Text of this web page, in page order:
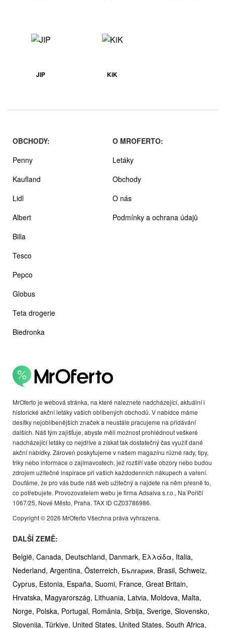
JIP KiK
MrOferto je webová stránka, na které naleznete nadcházející, aktuální i
historické akční letáky vašich oblíbených obchodů. V nabídce máme
desítky nejoblíbenějších značek a neustále pracujeme na přidávání
dalších. Náš tým zajišťuje, abyste měli možnost prohlédnout veškeré
nadcházející letáky co nejdříve a získat tak dostatečný čas využít dané
akční nabídky. Zároveň poskytujeme v našem magazínu různé rady, tipy,
triky nebo informace o zajímavostech, jež rozšíří vaše obzory nebo budou
zdrojem užitečné inspirace při vašich každodenních nákupech a vaření.
Doufáme, že pro vás bude náš web užitečný a najdete na něm přesně to,
co potřebujete. Provozovatelem webu je firma Adsalva s.r.o., Na Poříčí
1067/25, Nové Město, Praha. TAX ID CZ03786986.
Copyright © 2026 MrOferto Všechna práva vyhrazena.
OBCHODY:
Penny
Kaufland
Lidl
Albert
Billa
Tesco
Pepco
Globus
Teta drogerie
Biedronka
O MROFERTO:
Letáky
Obchody
O nás
Podmínky a ochrana údajů
DALŠÍ ZEMĚ:
België, Canada, Deutschland, Danmark, Ελλάδα, Italia,
Nederland, Argentina, Österreich, България, Brasil, Schweiz,
Cyprus, Estonia, España, Suomi, France, Great Britain,
Hrvatska, Magyarország, Lithuania, Latvia, Moldova, Malta,
Norge, Polska, Portugal, România, Srbija, Sverige, Slovensko,
Slovenija, Türkiye, United States, United States, South Africa,